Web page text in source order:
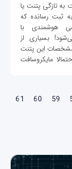
به تازگی پتنت یا
ثبت رسانده که
هوشمندی با
بسیاری از
مشخصات این پتنت
مایکروسافت
59
60
61